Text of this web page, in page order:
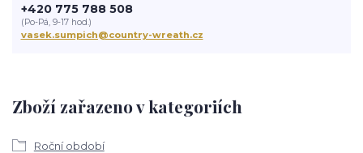
Zboží zařazeno v kategoriích
Roční období
+420 775 788 508
(Po-Pá, 9-17 hod.)
vasek.sumpich@country-wreath.cz